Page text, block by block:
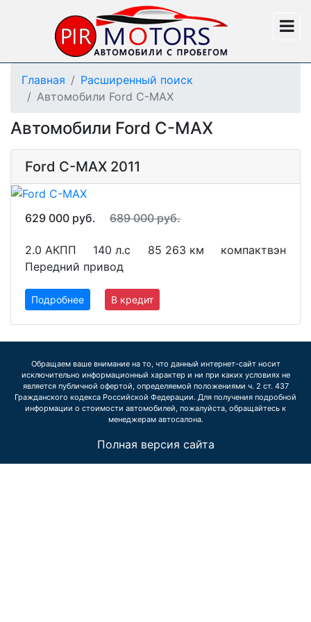
Главная
Расширенный поиск
Автомобили Ford C-MAX
Автомобили Ford C-MAX
Ford C-MAX 2011
629 000 руб. 689 000 руб.
2.0 АКПП 140 л.с 85 263 км
компактвэн
Передний привод
Подробнее В кредит
Обращаем ваше внимание на то, что данный интернет-сайт носит
исключительно информационный характер и ни при каких условиях не
является публичной офертой, определяемой положениями ч. 2 ст. 437
Гражданского кодекса Российской Федерации. Для получения подробной
информации о стоимости автомобилей, пожалуйста, обращайтесь к
менеджерам автосалона.
Полная версия сайта